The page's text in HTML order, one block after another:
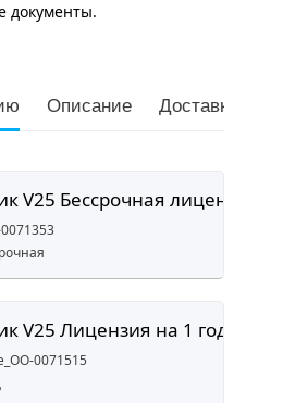
документы.
Описание Доставка и
V25 Бессрочная лицензия
V25 Лицензия на 1 год
0071515